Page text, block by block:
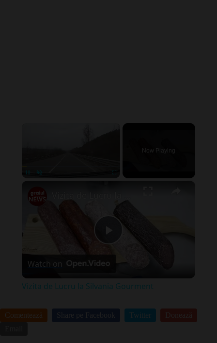
Now Playing
Play
Watch on
Vizita de Lucru la Silvania Gourment
Comentează Share pe Facebook Twitter
Donează